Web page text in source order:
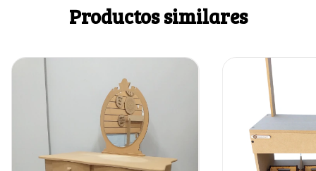
Productos similares